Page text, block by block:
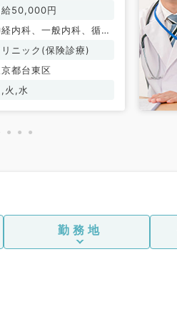
）
給50,000円
内科、一般内科、循環
内科、呼吸器内科、消化
科、内分泌・代謝内
腎臓内科、老年内科、
液内科、膠原病科
リニック(保険診療)
都台東区
,火,水
勤務地